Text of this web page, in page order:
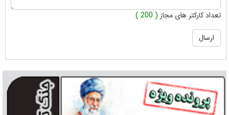
تعداد کارکتر های مجاز ( 200 )